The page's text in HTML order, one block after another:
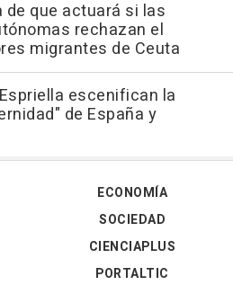
de que actuará si las
rechazan el
migrantes de Ceuta
escenifican la
de España y
ECONOMÍA
SOCIEDAD
CIENCIAPLUS
PORTALTIC